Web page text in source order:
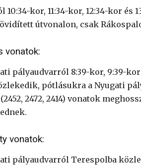
10:34-kor, 11:34-kor, 12:34-kor és
útvonalon, csak
vonatok:
pályaudvarról 8:39-kor, 9:39-kor
pótlásukra a Nyugati
2472, 2414) vonatok
vonatok:
pályaudvarról Terespolba